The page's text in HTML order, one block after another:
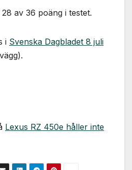
av 36 poäng i testet.
i Svenska Dagbladet 8 juli
Lexus RZ 450e håller inte
taget ska
och
uppbyggnad,
hemsidan